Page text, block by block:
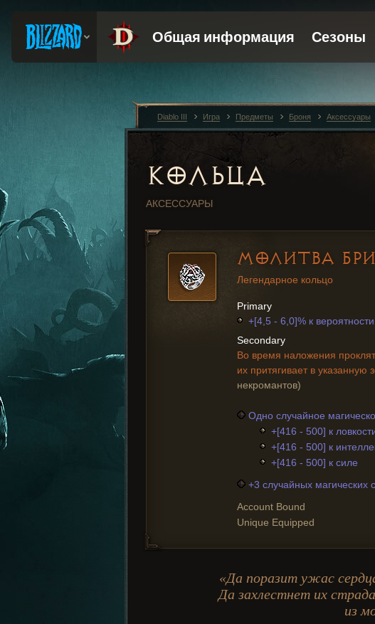
КОЛЬЦА
АКСЕССУАРЫ
МОЛИТВА
Легендарное кольцо
Primary
+[4,5 - 6,0]% к
Secondary
Во время наложения
их притягивает в указанную
некромантов)
Одно случайное
+[416 - 500] к
+[416 - 500] к
+[416 - 500] к силе
+3 случайных магических
Account Bound
Unique Equipped
«Да поразит ужас
Да захлестнет их
из
Diablo III Игра Предметы Броня Аксессуары